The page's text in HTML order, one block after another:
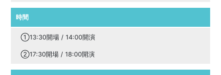
時間
①13:30開場 / 14:00開演
②17:30開場 / 18:00開演